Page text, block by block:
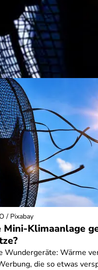
Klimaanlage
Wundergeräte: Wärme
die so etwas
/ Pixabay